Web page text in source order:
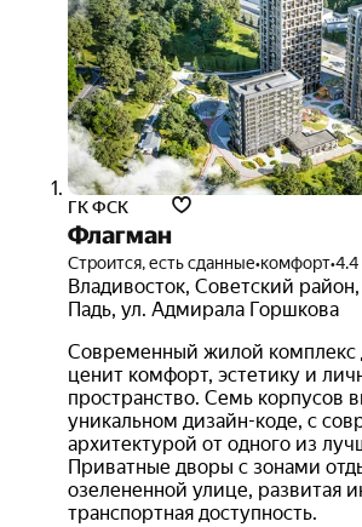
ГК ФСК
Флагман
Строится, есть сданные•комфорт•4.4
Владивосток, Советский район,
Падь, ул. Адмирала Горшкова
Современный жилой комплекс
ценит комфорт, эстетику и
пространство. Семь корпусов
уникальном дизайн-коде, с
архитектурой от одного из
Приватные дворы с зонами
озелененной улице, развитая
транспортная доступность.